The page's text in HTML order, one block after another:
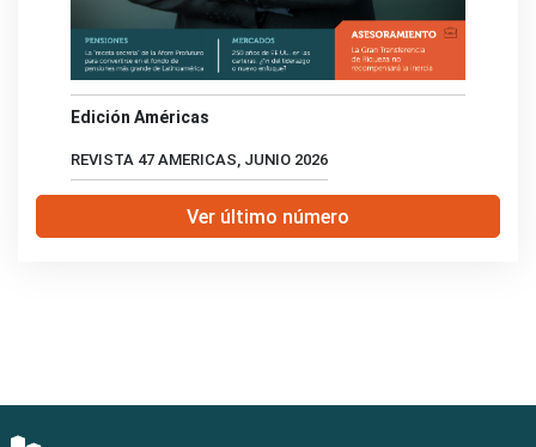
Edición Américas
REVISTA 47 AMERICAS, JUNIO 2026
Ver último número